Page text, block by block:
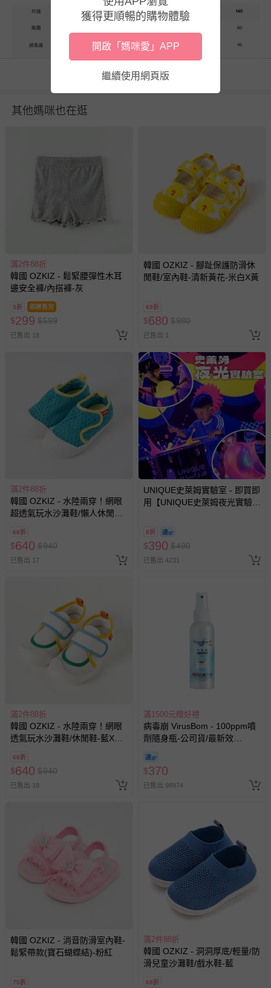
貼心小叮嚀
同，請參考孩子實際體型、現有衣物尺寸等實際測量結果進行
4. 建議以冷水洗滌，並遵循衣物上洗標指示，以免造成移染或
5. 深淺色請分開洗滌，避免造成互相移染。請使用中性洗劑。
將衣服翻面放入洗衣網、再放洗衣機，以免刮損圖樣。（若有
標註不可機洗或乾洗，請勿機洗、乾洗）
7. 請勿使用漂白劑、螢光增白劑及衣物柔軟劑，以免破壞布料
或導致掉色。
8. 洗滌後立刻晾乾，勿使用烘衣機。過分烘乾可能會破壞織物
纖維、導致衣物收縮。如有熨燙需求，請低溫熨燙。
平板等設備之螢幕亮度、解析度不同，可能會有些許色差，謝
謝媽咪爸比們的體諒。
退換貨須知
您所購買的商品享有7天的鑑賞期／猶豫期權益，但此期間
並非試用期，您所退回的商品必須是未經使用的全新狀態，
包含完整包裝、配件、說明文件及贈品等。
如需退換貨，請於收到商品7天（含例假日內提出），如為
瑕疵退換貨所產生的運費，將由媽咪愛負責處理，若非瑕疵
退貨，您可至『查詢訂單』>『已出貨』中查詢該筆訂單，
LINE@客服ID: @mamilove我們將依序為您處理
與服務，謝謝。
留商品未達活動門檻，將以原價計算，活動贈品亦需一併退
部分商品依據消費者保護法的規定，不適用七天鑑賞期/猶
豫期範圍：
易於腐敗、保存期限較短或解約時即將逾期（例如生鮮
報紙、期刊或雜誌（惟書籍如經拆封、使用，則酌收整
新費用）。
非以有形媒介提供之數位內容或一經提供即為完成之線
上服務，經消費者事先同意始提供（例如線上課程、遊
-個人衛生用品（例如尿布、貼身衣物、泳裝、襪子、地
墊、寢具類等）。
-新生兒親膚衣物（嬰幼兒包巾與背巾、包屁衣、學習
褲、紗布衣等）。
-接觸性孕哺產品（奶嘴、奶瓶、擠乳器、哺乳衣、托腹
帶束縛衣、餐搖椅等）。
-其他原廠盒裝商品封口處已貼上「不可拆封」，或具警
國際航空、客運、訂房等服務。
相關的退換貨辦理流程，可詳見：
看更多
其他媽咪也在逛
滿2件88折
韓國 OZKIZ - 鬆緊腰彈性木耳
邊安全褲/內搭褲-灰
5折 即將售完
$299 $599
已售出 18
韓國 OZKIZ - 腳趾保護防滑休
閒鞋/室內鞋-清新黃花-米白X黃
69折
$680 $980
已售出 1
滿2件88折
韓國 OZKIZ - 水陸兩穿！網眼
超透氣玩水沙灘鞋/懶人休閒鞋-
68折
$640 $940
已售出 17
UNIQUE史萊姆實驗室 - 即買即
用【UNIQUE史萊姆夜光實驗室
訂單編號兌換，逾期作廢) (大
人小孩均一價(3歲以上需購票))
8折
$390 $490
已售出 4231
滿2件88折
韓國 OZKIZ - 水陸兩穿！網眼
透氣玩水沙灘鞋/休閒鞋-藍X綠
68折
$640 $940
已售出 18
滿1500元贈好禮
病毒崩 VirusBom - 100ppm噴
劑隨身瓶-公司貨/最新效
$370
已售出 98974
韓國 OZKIZ - 消音防滑室內鞋-
鬆緊帶款(寶石蝴蝶結)-粉紅
75折
滿2件88折
韓國 OZKIZ - 洞洞厚底/輕量/防
滑兒童沙灘鞋/戲水鞋-藍
68折
獲得更順暢的購物體驗
開啟「媽咪愛」APP
繼續使用網頁版